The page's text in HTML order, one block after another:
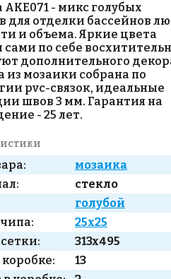
- микс голубых
для отделки бассейнов
и объема. Яркие цвета
сами по себе
дополнительного
из мозаики собрана по
pvc-связок, идеальные
швов 3 мм. Гарантия на
- 25 лет.
мозаика
стекло
голубой
25x25
313x495
коробке:
13